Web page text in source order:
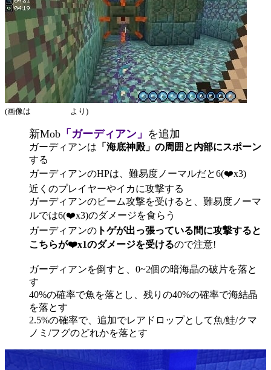
(画像は より)
新Mob 「ガーディアン」 を追加
ガーディアンは 「海底神殿」の周囲と内部にスポーン
する
ガーディアンのHPは、難易度ノーマルだと6(❤️x3)
近くのプレイヤーやイカに攻撃する
ガーディアンのビーム攻撃を受けると、難易度ノーマ
ルでは6(❤️x3)のダメージを食らう
ガーディアンの トゲが出っ張っている間に攻撃すると
こちらが❤️x1のダメージを受けるので注意!
ガーディアンを倒すと、0~2個の暗海晶の破片を落と
す
40%の確率で魚を落とし、残りの40%の確率で海結晶
を落とす
2.5%の確率で、追加でレアドロップとして魚/鮭/クマ
ノミ/フグのどれかを落とす